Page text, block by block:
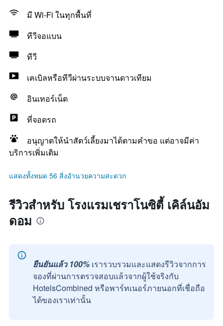
มี Wi-Fi ในทุกพื้นที่
ทีวีจอแบน
ทีวี
เคเบิลหรือทีวีผ่านระบบจานดาวเทียม
อินเทอร์เน็ต
ที่จอดรถ
อนุญาตให้นำสัตว์เลี้ยงมาได้ตามคำขอ แต่อาจมีค่า
บริการเพิ่มเติม
แสดงทั้งหมด 56 สิ่งอำนวยความสะดวก
รีวิวสำหรับ โรงแรมเชราโนซิตี้ เคิล์นอัม
ดอม
ยืนยันแล้ว 100% เรารวบรวมและแสดงรีวิวจากการ
จองที่ผ่านการตรวจสอบแล้วจากผู้ใช้จริงกับ
HotelsCombined หรือพาร์ทเนอร์ภายนอกที่เชื่อถือ
ได้ของเราเท่านั้น